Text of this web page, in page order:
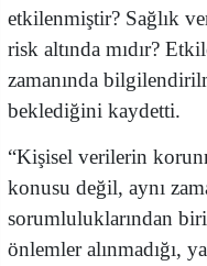
etkilenmiştir? Sağlık
risk altında mıdır?
zamanında
beklediğini kaydetti.
“Kişisel verilerin
konusu değil, aynı
sorumluluklarından
önlemler alınmadığı,